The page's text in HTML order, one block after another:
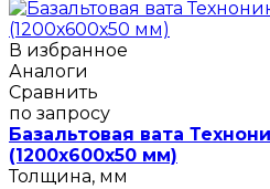
В избранное
Аналоги
Сравнить
по запросу
Базальтовая вата
(1200х600х50 мм)
Толщина, мм